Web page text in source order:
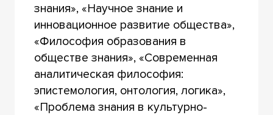
знания», «Научное знание и
инновационное развитие общества»,
«Философия образования в
обществе знания», «Современная
аналитическая философия:
эпистемология, онтология, логика»,
«Проблема знания в культурно-